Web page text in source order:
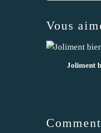
Vous
Joliment